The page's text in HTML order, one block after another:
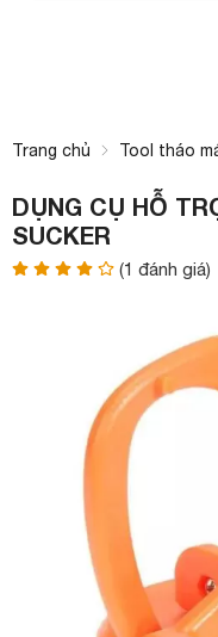
Trang chủ Tool tháo
DỤNG CỤ HỖ
SUCKER
(1 đánh giá)